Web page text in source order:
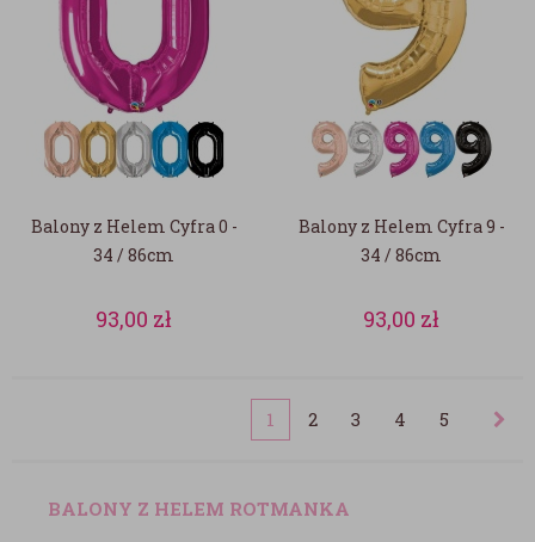
Balony z Helem Cyfra 0 -
34 / 86cm
93,00 zł
Balony z Helem Cyfra 9 -
34 / 86cm
93,00 zł
1 2 3 4 5
BALONY Z HELEM ROTMANKA